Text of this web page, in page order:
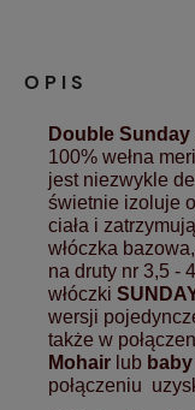
OPIS
Double Sunday
100% wełna
jest niezwykle
świetnie izoluje
ciała i
włóczka
na druty nr 3,5 -
włóczki
wersji
także w
Mohair lub
połączeniu